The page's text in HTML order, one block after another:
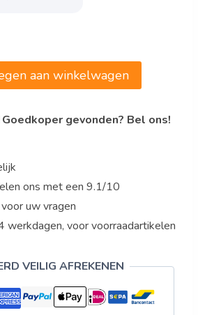
aan winkelwagen
gevonden? Bel ons!
ons met een 9.1/10
uw vragen
voor voorraadartikelen
VEILIG AFREKENEN